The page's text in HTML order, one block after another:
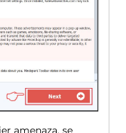
amenaza, se